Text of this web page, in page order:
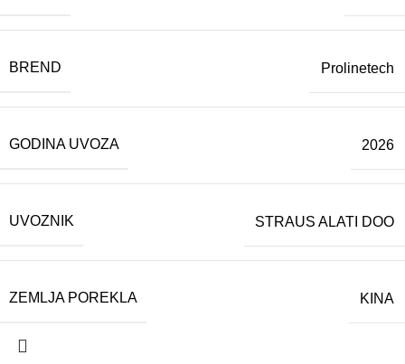
BREND Prolinetech
GODINA UVOZA 2026
UVOZNIK STRAUS ALATI DOO
ZEMLJA POREKLA KINA